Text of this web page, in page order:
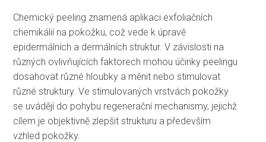
Chemický peeling znamená aplikaci exfoliačních
chemikálií na pokožku, což vede k úpravě
epidermálních a dermálních struktur. V závislosti na
různých ovlivňujících faktorech mohou účinky peelingu
dosahovat různé hloubky a měnit nebo stimulovat
různé struktury. Ve stimulovaných vrstvách pokožky
se uvádějí do pohybu regenerační mechanismy, jejichž
cílem je objektivně zlepšit strukturu a především
vzhled pokožky.